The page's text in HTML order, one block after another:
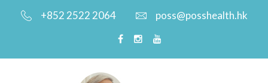
+852 2522 2064 poss@posshealth.hk